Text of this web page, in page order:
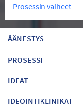
Prosessin vaiheet
ÄÄNESTYS
PROSESSI
IDEAT
IDEOINTIKLINIKAT